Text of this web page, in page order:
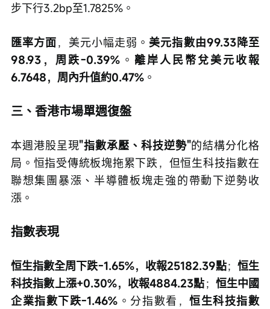
步下行3.2bp至1.7825%。
匯率方面，美元小幅走弱。美元指數由99.33降至
98.93，周跌-0.39% 。 離岸人民幣兌美元收報
6.7648，周內升值約0.47% 。
三、香港市場單週復盤
本週港股呈現"指數承壓、科技逆勢"的結構分化格
局。恒指受傳統板塊拖累下跌，但恒生科技指數在
聯想集團暴漲、半導體板塊走強的帶動下逆勢收
漲。
指數表現
恒生指數全周下跌-1.65%，收報25182.39點； 恒生
科技指數上漲+0.30%，收報4884.23點； 恒生中國
企業指數下跌-1.46% 。分指數看，恒生科技指數